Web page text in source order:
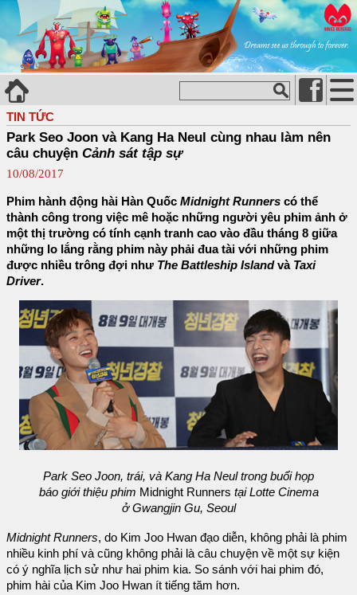
TIN TỨC
Park Seo Joon và Kang Ha Neul cùng nhau làm nên
câu chuyện Cảnh sát tập sự
10/08/2017
Phim hành động hài Hàn Quốc Midnight Runners có thể
thành công trong việc mê hoặc những người yêu phim ảnh ở
một thị trường có tính cạnh tranh cao vào đầu tháng 8 giữa
những lo lắng rằng phim này phải đua tài với những phim
được nhiều trông đợi như The Battleship Islandvà Taxi
Driver.
Park Seo Joon, trái, và Kang Ha Neul trong buổi họp
báo giới thiệu phim Midnight Runners tại Lotte Cinema
ở Gwangjin Gu, Seoul
Midnight Runners, do Kim Joo Hwan đạo diễn, không phải là phim
nhiều kinh phí và cũng không phải là câu chuyện về một sự kiện
có ý nghĩa lịch sử như hai phim kia. So sánh với hai phim đó,
phim hài của Kim Joo Hwan ít tiếng tăm hơn.